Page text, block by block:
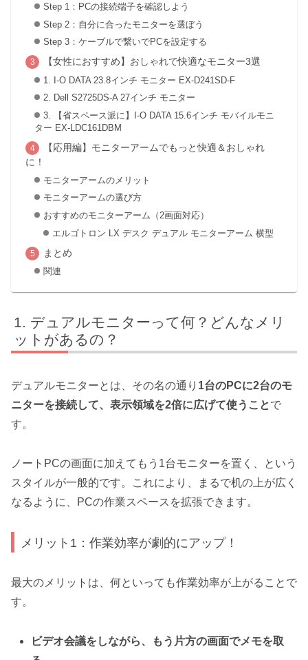
Step 1：PCの接続端子を確認しよう
Step 2：自分に合ったモニターを選ぼう
Step 3：ケーブルで繋いでPCを設定する
【女性におすすめ】おしゃれで快適なモニター3選
1. I-O DATA 23.8インチ モニター EX-D241SD-F
2. Dell S2725DS-A 27インチ モニター
3. 【省スペース派に】I-O DATA 15.6インチ モバイルモニ
ター EX-LDC161DBM
【応用編】モニターアームでもっと快適＆おしゃれ
に！
モニターアームのメリット
モニターアームの選び方
おすすめのモニターアーム（2画面対応）
エルゴトロン LX デスク デュアル モニターアーム 横型
まとめ
関連
デュアルモニターって何？どんなメリ
ットがあるの？
デュアルモニターとは、その名の通り 1台のPCに2台のモ
ニターを接続して、表示領域を2倍に広げて使うことで
す。
ノートPCの画面に加えてもう1台モニターを置く、という
スタイルが一般的です。これにより、まるで机の上が広く
なるように、PCの作業スペースを拡張できます。
メリット1：作業効率が劇的にアップ！
最大のメリットは、何といっても作業効率が上がることで
す。
ビデオ会議をしながら、もう片方の画面でメモを取